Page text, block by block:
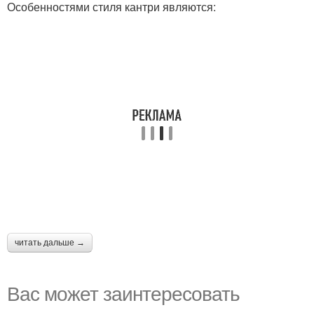
Особенностями стиля кантри являются:
читать дальше →
Вас может заинтересовать